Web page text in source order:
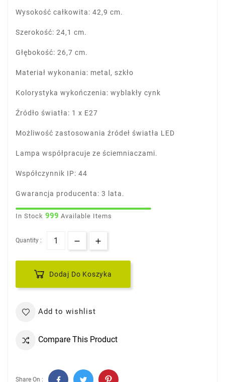
Wysokość całkowita: 42,9 cm.
Szerokość: 24,1 cm.
Głębokość: 26,7 cm.
Materiał wykonania: metal, szkło
Kolorystyka wykończenia: wyblakły cynk
Źródło światła: 1 x E27
Możliwość zastosowania źródeł światła LED
Lampa współpracuje ze ściemniaczami.
Współczynnik IP: 44
Gwarancja producenta: 3 lata.
In Stock 999 Available Items
Quantity :
Dodaj Do Koszyka
Add to wishlist
Compare This Product
Share On :